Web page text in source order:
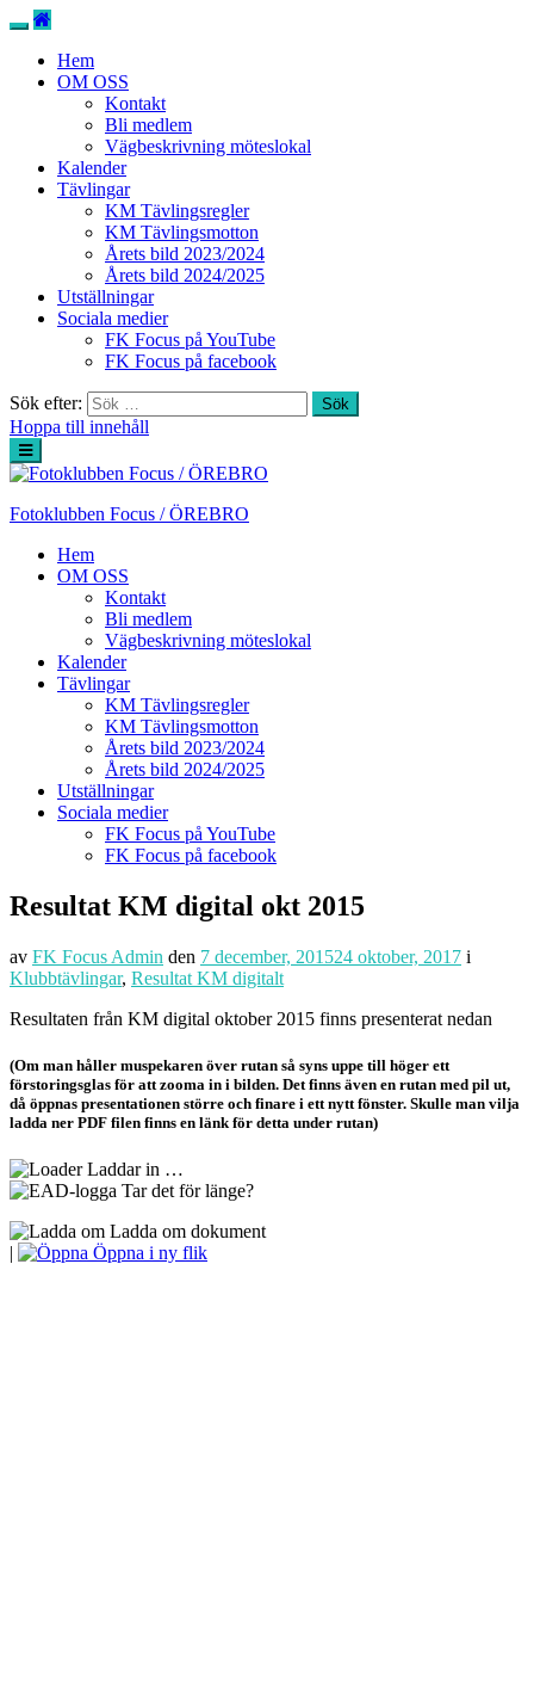
Hem
OM OSS
Kontakt
Bli medlem
Vägbeskrivning möteslokal
Kalender
Tävlingar
KM Tävlingsregler
KM Tävlingsmotton
Årets bild 2023/2024
Årets bild 2024/2025
Utställningar
Sociala medier
FK Focus på YouTube
FK Focus på facebook
Sök efter:
Hoppa till innehåll
Fotoklubben Focus / ÖREBRO
Hem
OM OSS
Kontakt
Bli medlem
Vägbeskrivning möteslokal
Kalender
Tävlingar
KM Tävlingsregler
KM Tävlingsmotton
Årets bild 2023/2024
Årets bild 2024/2025
Utställningar
Sociala medier
FK Focus på YouTube
FK Focus på facebook
Resultat KM digital okt 2015
av FK Focus Admin den 7 december, 201524 oktober, 2017 i
Klubbtävlingar, Resultat KM digitalt
Resultaten från KM digital oktober 2015 finns presenterat nedan
(Om man håller muspekaren över rutan så syns uppe till höger ett
förstoringsglas för att zooma in i bilden. Det finns även en rutan med pil ut,
då öppnas presentationen större och finare i ett nytt fönster. Skulle man vilja
ladda ner PDF filen finns en länk för detta under rutan)
Laddar in …
Tar det för länge?
Ladda om dokument
|
Öppna i ny flik